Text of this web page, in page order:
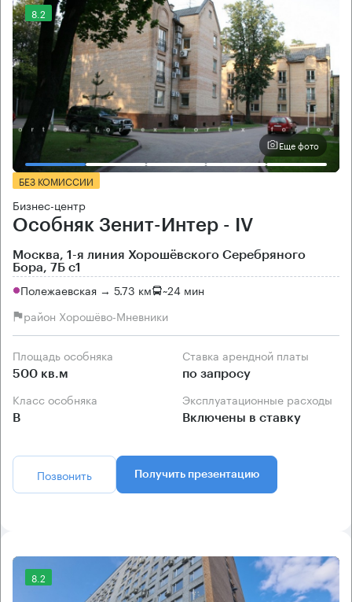
8.2
Еще фото
БЕЗ КОМИССИИ
Бизнес-центр
Особняк Зенит-Интер - IV
Москва, 1-я линия Хорошёвского Серебряного
Бора, 7Б с1
Полежаевская → 5.73 км ~24 мин
район Хорошёво-Мневники
Площадь особняка
500 кв.м
Ставка арендной платы
по запросу
Класс особняка
B
Эксплуатационные расходы
Включены в ставку
Позвонить Получить презентацию
8.2